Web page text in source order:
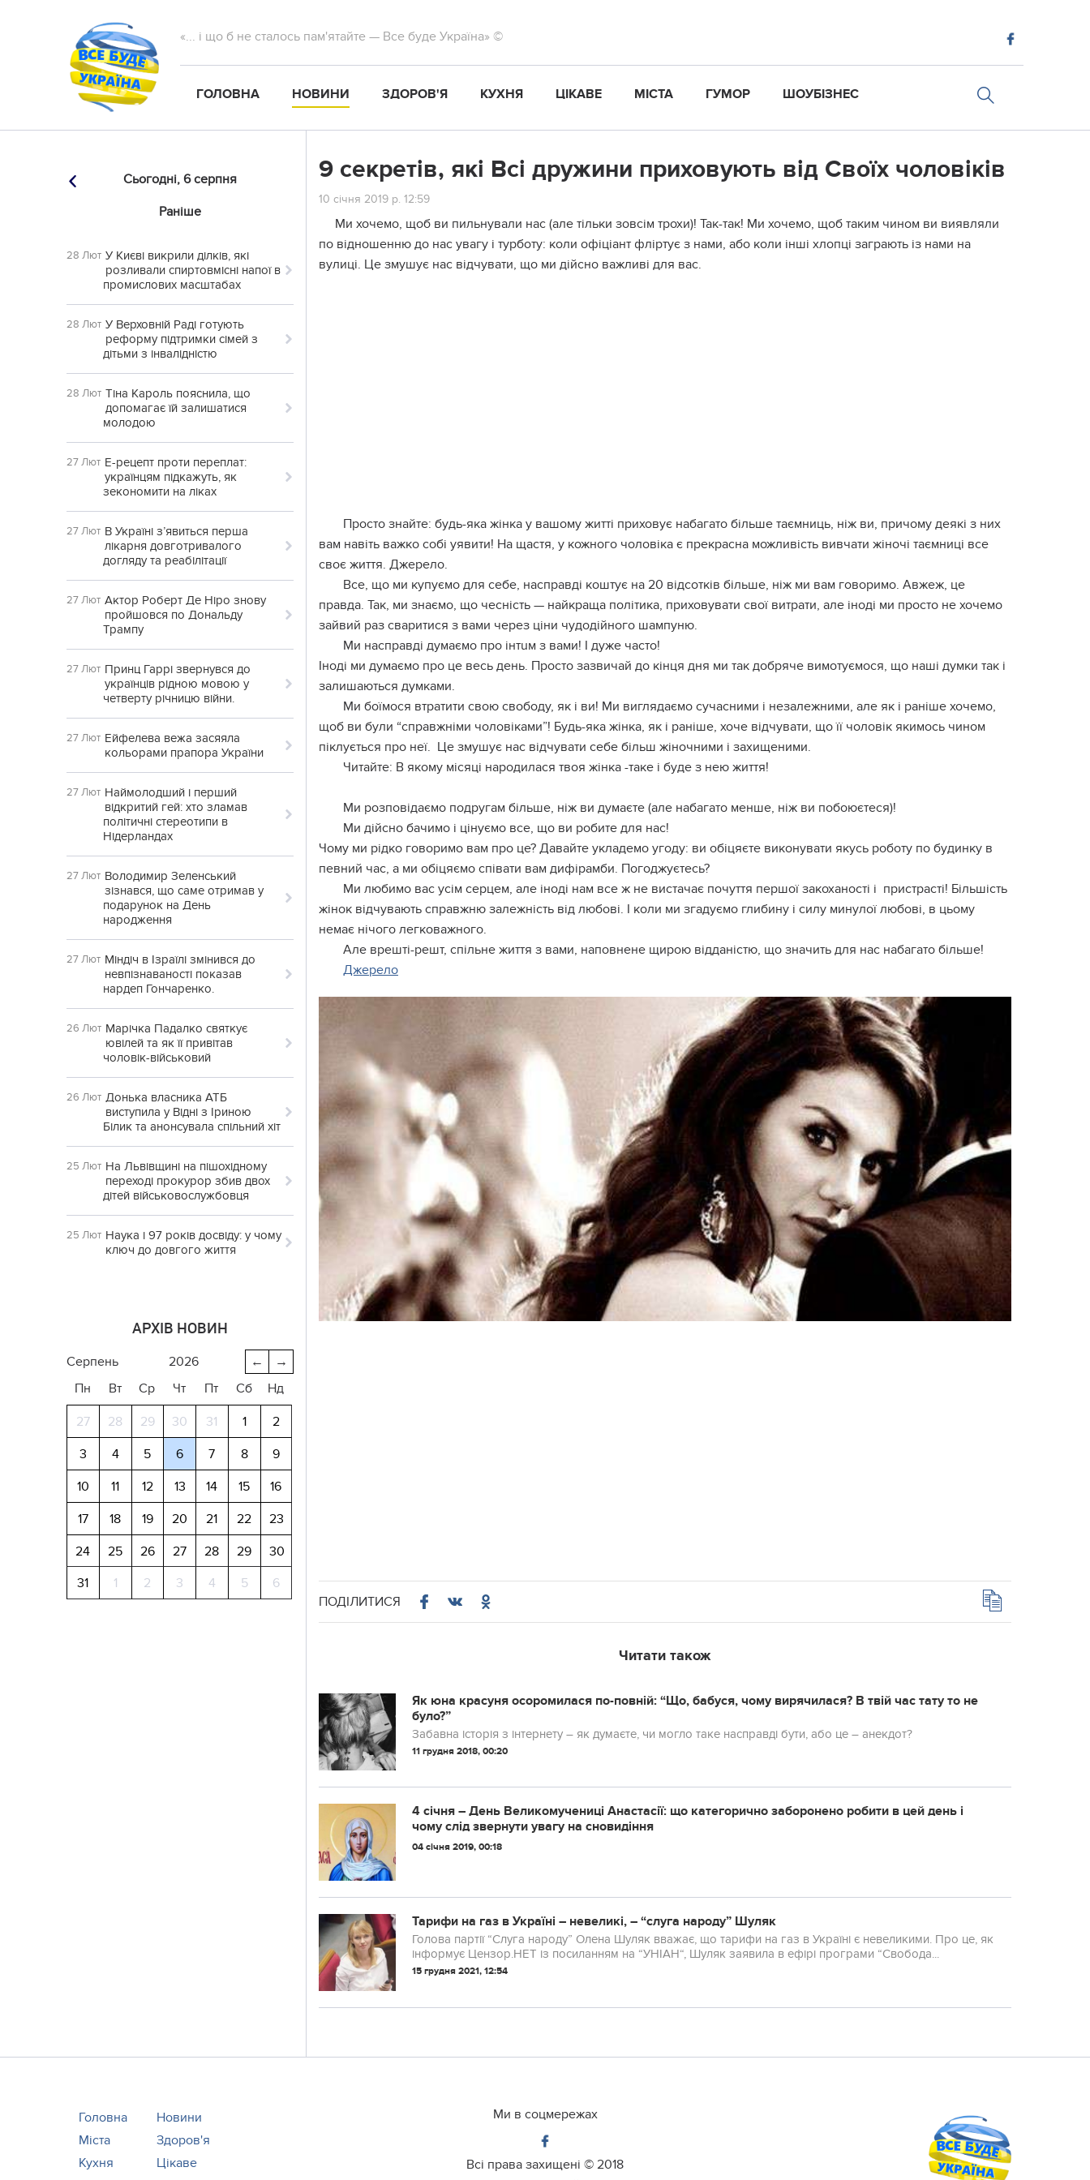
«... і що б не сталось пам'ятайте — Все буде Україна» ©
ГОЛОВНА НОВИНИ ЗДОРОВ'Я КУХНЯ ЦІКАВЕ МІСТА ГУМОР ШОУБІЗНЕС
Сьогодні, 6 серпня
Раніше
28 Лют У Києві викрили ділків, які
розливали спиртовмісні напої в
промислових масштабах
28 Лют У Верховній Раді готують
реформу підтримки сімей з
дітьми з інвалідністю
28 Лют Тіна Кароль пояснила, що
допомагає їй залишатися
молодою
27 Лют Е-рецепт проти переплат:
українцям підкажуть, як
зекономити на ліках
27 Лют В Україні з’явиться перша
лікарня довготривалого
догляду та реабілітації
27 Лют Актор Роберт Де Ніро знову
пройшовся по Дональду
Трампу
27 Лют Принц Гаррі звернувся до
українців рідною мовою у
четверту річницю війни.
27 Лют Ейфелева вежа засяяла
кольорами прапора України
27 Лют Наймолодший і перший
відкритий гей: хто зламав
політичні стереотипи в
Нідерландах
27 Лют Володимир Зеленський
зізнався, що саме отримав у
подарунок на День
народження
27 Лют Міндіч в Ізраїлі змінився до
невпізнаваності показав
нардеп Гончаренко.
26 Лют Марічка Падалко святкує
ювілей та як її привітав
чоловік-військовий
26 Лют Донька власника АТБ
виступила у Відні з Іриною
Білик та анонсувала спільний хіт
25 Лют На Львівщині на пішохідному
переході прокурор збив двох
дітей військовослужбовця
25 Лют Наука і 97 років досвіду: у чому
ключ до довгого життя
АРХІВ НОВИН
→
←
серпень
2026
Пн
Вт Ср Чт Пт Сб Нд
27 28 29 30 31 1
2
3
4 5 6 7 8
9
10
11 12 13 14 15
16
17
18 19 20 21 22
23
24
25 26 27 28 29
30
31
1 2 3 4 5 6
9 секретів, які Всі дружини приховують від Своїх чоловіків
10 січня 2019 р. 12:59
Ми хочемо, щоб ви пильнували нас (але тільки зовсім трохи)! Так-так! Ми хочемо, щоб таким чином ви виявляли
по відношенню до нас увагу і турботу: коли офіціант флiртує з нами, або коли інші хлопці заграють із нами на
вулиці. Це змушує нас відчувати, що ми дійсно важливі для вас.
Просто знайте: будь-яка жінка у вашому житті приховує набагато більше таємниць, ніж ви, причому деякі з них
вам навіть важко собі уявити! На щастя, у кожного чоловіка є прекрасна можливість вивчати жіночі таємниці все
своє життя. Джерело.
Все, що ми купуємо для себе, насправді коштує на 20 відсотків більше, ніж ми вам говоримо. Авжеж, це
правда. Так, ми знаємо, що чесність — найкраща політика, приховувати свої витрати, але іноді ми просто не хочемо
зайвий раз сваритися з вами через ціни чудодійного шампуню.
Ми насправді думаємо про інтuм з вами! І дуже часто!
Іноді ми думаємо про це весь день. Просто зазвичай до кінця дня ми так добряче вимотуємося, що наші думки так і
залишаються думками.
Ми боїмося втратити свою свободу, як і ви! Ми виглядаємо сучасними і незалежними, але як і раніше хочемо,
щоб ви були “справжніми чоловіками”! Будь-яка жінка, як і раніше, хоче відчувати, що її чоловік якимось чином
піклується про неї. Це змушує нас відчувати себе більш жіночними і захищеними.
Читайте: В якому місяці народилася твоя жінка -таке і буде з нею життя!
Ми розповідаємо подругам більше, ніж ви думаєте (але набагато менше, ніж ви побоюєтеся)!
Ми дійсно бачимо і цінуємо все, що ви робите для нас!
Чому ми рідко говоримо вам про це? Давайте укладемо угоду: ви обіцяєте виконувати якусь роботу по будинку в
певний час, а ми обіцяємо співати вам дифірамби. Погоджуєтесь?
Ми любимо вас усім серцем, але іноді нам все ж не вистачає почуття першої закоханості і пристрасті! Більшість
жінок відчувають справжню залежність від любові. І коли ми згадуємо глибину і силу минулої любові, в цьому
немає нічого легковажного.
Але врешті-решт, спільне життя з вами, наповнене щирою відданістю, що значить для нас набагато більше!
Джерело
ПОДІЛИТИСЯ
Читати також
Як юна красуня осоромилася по-повній: “Що, бабуся, чому вирячилася? В твій час тату то не
було?”
Забавна історія з інтернету – як думаєте, чи могло таке насправді бути, або це – анекдот?
11 грудня 2018, 00:20
4 січня – День Великомучениці Анастасії: що категорично заборонено робити в цей день і
чому слід звернути увагу на сновидіння
04 січня 2019, 00:18
Тарифи на газ в Україні – невеликі, – “слуга народу” Шуляк
Голова партії “Слуга народу” Олена Шуляк вважає, що тарифи на газ в Україні є невеликими. Про це, як
інформує Цензор.НЕТ із посиланням на “УНІАН“, Шуляк заявила в ефірі програми “Свобода...
15 грудня 2021, 12:54
Головна
Новини
Міста
Здоров'я
Кухня
Цікаве
Ми в соцмережах
Всі права захищені © 2018